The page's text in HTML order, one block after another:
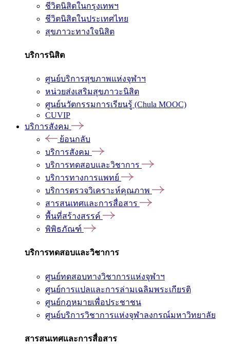
ชีวิตนิสิตในกรุงเทพฯ
ชีวิตนิสิตในประเทศไทย
สุขภาวะทางใจนิสิต
บริการนิสิต
ศูนย์บริการสุขภาพแห่งจุฬาฯ
หน่วยส่งเสริมสุขภาวะนิสิต
ศูนย์นวัตกรรมการเรียนรู้ (Chula MOOC)
CUVIP
บริการสังคม
ย้อนกลับ
บริการสังคม
บริการทดสอบและวิชาการ
บริการทางการแพทย์
บริการตรวจวิเคราะห์คุณภาพ
สารสนเทศและการสื่อสาร
พื้นที่สร้างสรรค์
พิพิธภัณฑ์
บริการทดสอบและวิชาการ
ศูนย์ทดสอบทางวิชาการแห่งจุฬาฯ
ศูนย์การแปลและการล่ามเฉลิมพระเกียรติ
ศูนย์กฎหมายเพื่อประชาชน
ศูนย์บริการวิชาการแห่งจุฬาลงกรณ์มหาวิทยาลัย
สารสนเทศและการสื่อสาร